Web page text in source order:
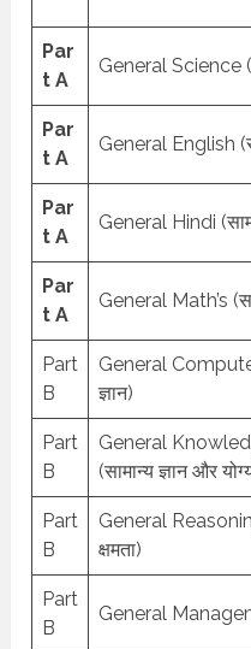
Par
t A
General Science
Par
t A
General English
Par
t A
General Hindi
Par
t A
General Math’s
Part
B
General
ज्ञान)
Part
B
General
(सामान्य ज्ञान और
Part
B
General
क्षमता)
Part
B
General